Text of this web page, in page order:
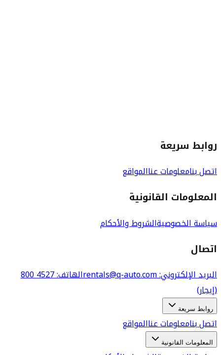
روابط سريعة
اتصل بنامعلومات عناالمواقع
المعلومات القانونية
سياسة الخصوصيةالشروط والأحكام
اتصال
البريد الإلكتروني: rentals@q-auto.com الهاتف:
800 4527
(إيجار)
روابط سريعة
اتصل بنامعلومات عناالمواقع
المعلومات القانونية